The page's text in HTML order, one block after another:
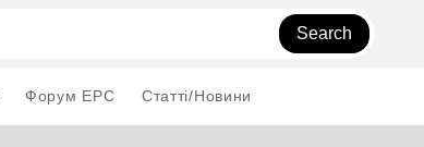
Search
Форум EPC Статті/Новини